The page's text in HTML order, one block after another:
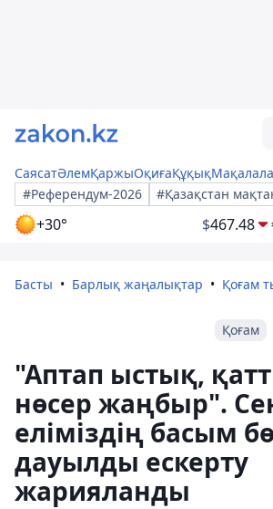
СаясатӘлемҚаржыОқиғаҚұқық
#Референдум-2026
#Қазақстан
+30° $467.48
Басты Барлық жаңалықтар Қоғам
Қоғам
"Аптап ыстық,
нөсер жаңбыр".
еліміздің басым
дауылды ескерту
жарияланды